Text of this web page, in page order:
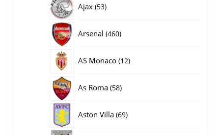
Ajax 5353
Arsenal 460460
AS Monaco 1212
As Roma 5858
Aston Villa 6969